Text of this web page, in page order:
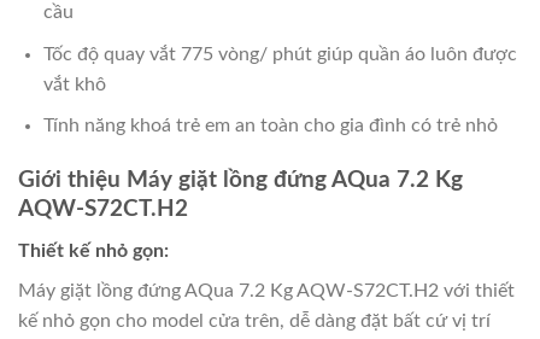
cầu
Tốc độ quay vắt 775 vòng/ phút giúp quần áo luôn được
vắt khô
Tính năng khoá trẻ em an toàn cho gia đình có trẻ nhỏ
Giới thiệu Máy giặt lồng đứng AQua 7.2 Kg
AQW-S72CT.H2
Thiết kế nhỏ gọn:
Máy giặt lồng đứng AQua 7.2 Kg AQW-S72CT.H2 với thiết
kế nhỏ gọn cho model cửa trên, dễ dàng đặt bất cứ vị trí